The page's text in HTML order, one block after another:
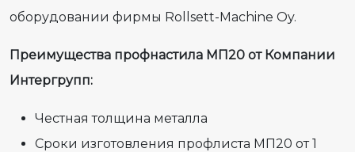
оборудовании фирмы Rollsett-Machine Oy.
Преимущества профнастила МП20 от Компании
Интергрупп:
Честная толщина металла
Сроки изготовления профлиста МП20 от 1